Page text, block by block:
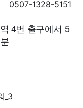
0507-1328-5151
4번 출구에서 5